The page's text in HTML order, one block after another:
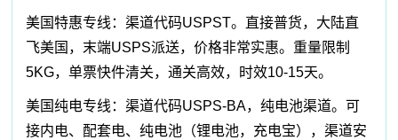
美国特惠专线：渠道代码USPST。直接普货，大陆直
飞美国，末端USPS派送，价格非常实惠。重量限制
5KG，单票快件清关，通关高效，时效10-15天。
美国纯电专线：渠道代码USPS-BA，纯电池渠道。可
接内电、配套电、纯电池（锂电池，充电宝），渠道安